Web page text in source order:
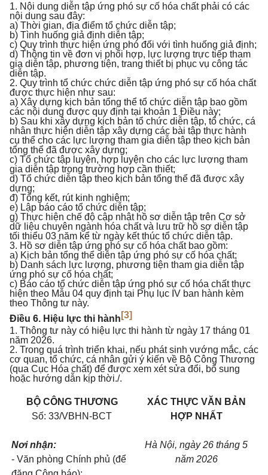
1. Nội dung diễn tập ứng phó sự cố hóa chất phải có các
nội dung sau đây:
a) Thời gian, địa điểm tổ chức diễn tập;
b) Tình huống giả định diễn tập;
c) Quy trình thực hiện ứng phó đối với tình huống giả định;
d) Thông tin về đơn vị phối hợp, lực lượng trực tiếp tham
gia diễn tập, phương tiện, trang thiết bị phục vụ công tác
diễn tập.
2. Quy trình tổ chức chức diễn tập ứng phó sự cố hóa chất
được thực hiện như sau:
a) Xây dựng kịch bản tổng thể tổ chức diễn tập bao gồm
các nội dung được quy định tại khoản 1 Điều này;
b) Sau khi xây dựng kịch bản tổ chức diễn tập, tổ chức, cá
nhân thực hiện diễn tập xây dựng các bài tập thực hành
cụ thể cho các lực lượng tham gia diễn tập theo kịch bản
tổng thể đã được xây dựng;
c) Tổ chức tập luyện, hợp luyện cho các lực lượng tham
gia diễn tập trong trường hợp cần thiết;
d) Tổ chức diễn tập theo kịch bản tổng thể đã được xây
dựng;
đ) Tổng kết, rút kinh nghiệm;
e) Lập báo cáo tổ chức diễn tập;
g) Thực hiện chế độ cập nhật hồ sơ diễn tập trên Cơ sở
dữ liệu chuyên ngành hóa chất và lưu trữ hồ sơ diễn tập
tối thiểu 03 năm kể từ ngày kết thúc tổ chức diễn tập.
3. Hồ sơ diễn tập ứng phó sự cố hóa chất bao gồm:
a) Kịch bản tổng thể diễn tập ứng phó sự cố hóa chất;
b) Danh sách lực lượng, phương tiện tham gia diễn tập
ứng phó sự cố hóa chất;
c) Báo cáo tổ chức diễn tập ứng phó sự cố hóa chất thực
hiện theo Mẫu 04 quy định tại Phụ lục IV ban hành kèm
theo Thông tư này.
Điều 6. Hiệu lực thi hành [3]
1. Thông tư này có hiệu lực thi hành từ ngày 17 tháng 01
năm 2026.
2. Trong quá trình triển khai, nếu phát sinh vướng mắc, các
cơ quan, tổ chức, cá nhân gửi ý kiến về Bộ Công Thương
(qua Cục Hóa chất) để được xem xét sửa đổi, bổ sung
hoặc hướng dẫn kịp thời./.
BỘ CÔNG THƯƠNG
Số: 33/VBHN-BCT
Nơi nhận:
- Văn phòng Chính phủ (để
XÁC THỰC VĂN BẢN
HỢP NHẤT
Hà Nội, ngày 26 tháng 5
năm 2026